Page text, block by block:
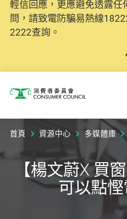
輕信回應，更應避免透露任
問，請致電防騙易熱線
2222查詢。
消費者委員會
首頁 資源中心 多媒體庫
【楊文蔚X 買
可以點